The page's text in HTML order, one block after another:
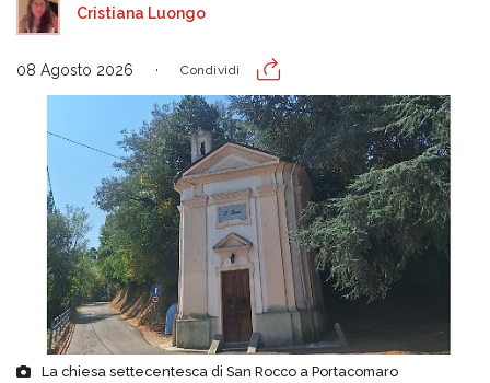
Cristiana Luongo
08 Agosto 2026 Condividi
La chiesa settecentesca di San Rocco a Portacomaro